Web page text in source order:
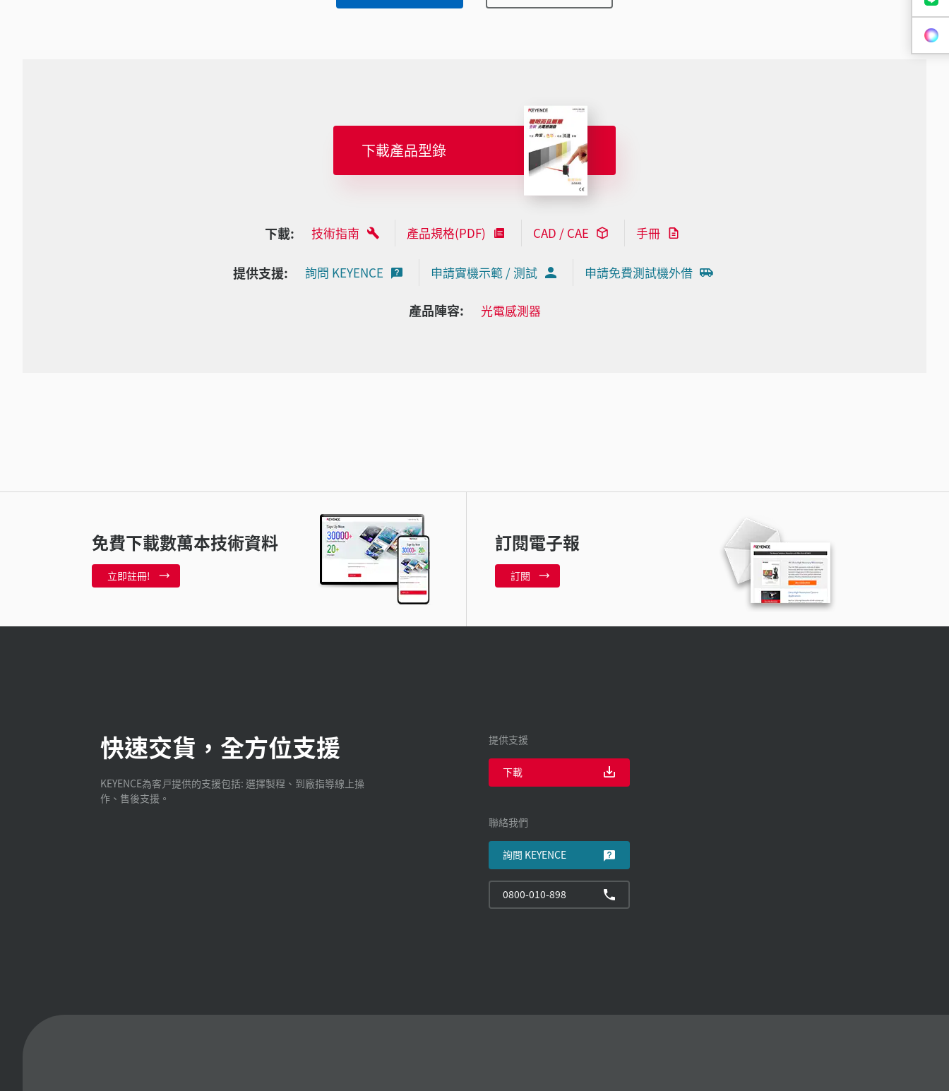
下載產品型錄
下載: 技術指南 產品規格(PDF) CAD / CAE 手冊
提供支援: 詢問 KEYENCE 申請實機示範 / 測試 申請免費測試機外借
產品陣容: 光電感測器
免費下載數萬本技術資料
立即註冊!
訂閱電子報
訂閱
快速交貨，全方位支援
KEYENCE為客戸提供的支援包括: 選擇製程、到廠指導線上操
作、售後支援。
提供支援
下載
聯絡我們
詢問 KEYENCE
0800-010-898